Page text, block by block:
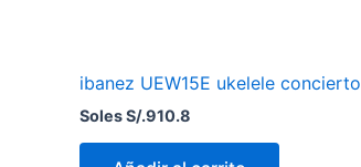
ibanez UEW15E ukelele concierto
Soles S/.910.8